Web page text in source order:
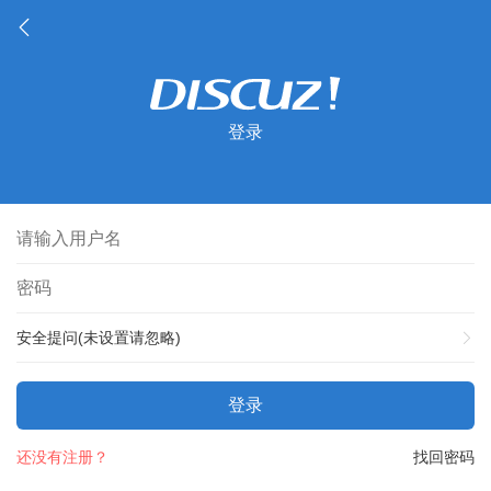
登录
安全提问(未设置请忽略)
登录
找回密码
还没有注册？